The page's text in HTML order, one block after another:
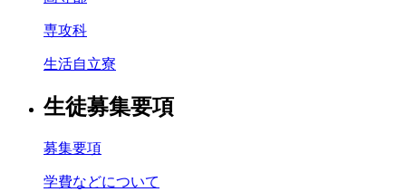
専攻科
生活自立寮
生徒募集要項
募集要項
学費などについて